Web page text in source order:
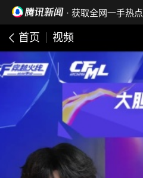
· 获取全网一手热点
首页 视频